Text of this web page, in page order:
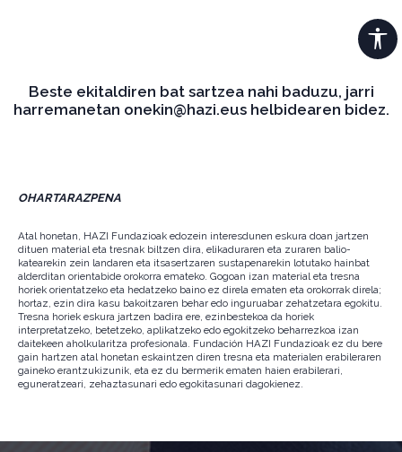
Beste ekitaldiren bat sartzea nahi baduzu, jarri
harremanetan onekin@hazi.eus helbidearen bidez.
OHARTARAZPENA
Atal honetan, HAZI Fundazioak edozein interesdunen eskura doan jartzen
dituen material eta tresnak biltzen dira, elikaduraren eta zuraren balio-
katearekin zein landaren eta itsasertzaren sustapenarekin lotutako hainbat
alderditan orientabide orokorra emateko. Gogoan izan material eta tresna
horiek orientatzeko eta hedatzeko baino ez direla ematen eta orokorrak direla;
hortaz, ezin dira kasu bakoitzaren behar edo inguruabar zehatzetara egokitu.
Tresna horiek eskura jartzen badira ere, ezinbestekoa da horiek
interpretatzeko, betetzeko, aplikatzeko edo egokitzeko beharrezkoa izan
daitekeen aholkularitza profesionala. Fundación HAZI Fundazioak ez du bere
gain hartzen atal honetan eskaintzen diren tresna eta materialen erabileraren
gaineko erantzukizunik, eta ez du bermerik ematen haien erabilerari,
eguneratzeari, zehaztasunari edo egokitasunari dagokienez.